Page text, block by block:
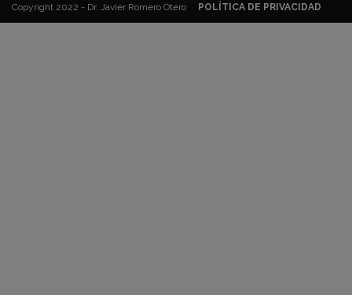
Copyright 2022 - Dr. Javier Romero Otero POLÍTICA DE PRIVACIDAD